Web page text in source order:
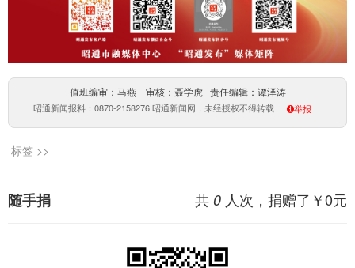
值班编审：马燕 审核：聂学虎 责任编辑：谭泽涛
昭通新闻报料：0870-2158276 昭通新闻网，未经授权不得转载 举报
标签 >>
共 0 人次，捐赠了￥0元
随手捐